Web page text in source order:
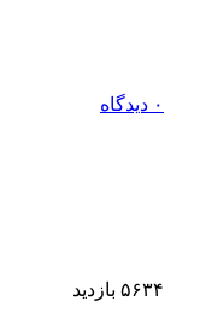
۰ دیدگاه
۵۶۳۴ بازدید